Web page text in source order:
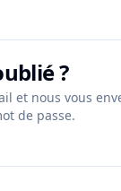
?
et nous vous
de passe.